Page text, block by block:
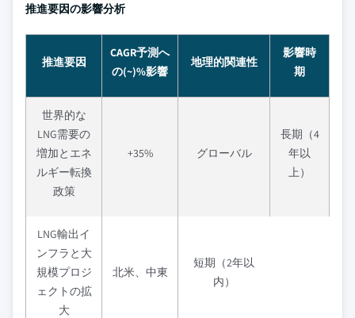
推進要因の影響分析
推進要因
CAGR予測へ
の(~)%影響
地理的関連性
影響時
期
世界的な
LNG需要の
増加とエネ
ルギー転換
政策
+35% グローバル
長期（4
年以
上）
LNG輸出イ
ンフラと大
規模プロジ
ェクトの拡
大
北米、中東
短期（2年以
内）